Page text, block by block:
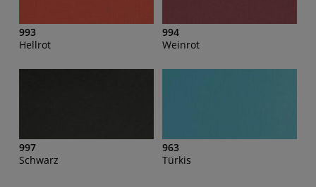
993
Hellrot
994
Weinrot
997
Schwarz
963
Türkis